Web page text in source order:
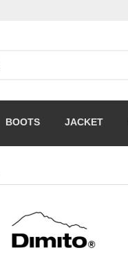
BOOTS JACKET